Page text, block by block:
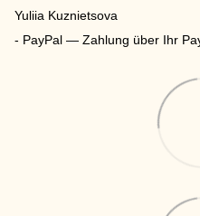
Yuliia Kuznietsova
- PayPal — Zahlung über Ihr